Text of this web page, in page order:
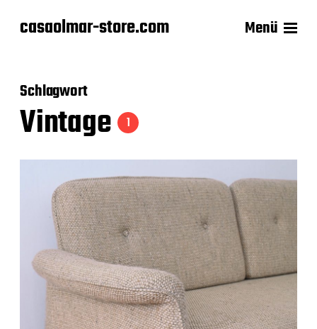
casaolmar-store.com Menü
Schlagwort
Vintage 1